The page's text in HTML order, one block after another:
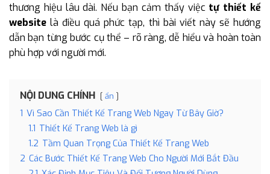
thương hiệu lâu dài. Nếu bạn cảm thấy việc tự thiết kế
website là điều quá phức tạp, thì bài viết này sẽ hướng
dẫn bạn từng bước cụ thể – rõ ràng, dễ hiểu và hoàn toàn
phù hợp với người mới.
NỘI DUNG CHÍNH ẩn
1 Vì Sao Cần Thiết Kế Trang Web Ngay Từ Bây Giờ?
1.1 Thiết Kế Trang Web là gì
1.2 Tầm Quan Trọng Của Thiết Kế Trang Web
2 Các Bước Thiết Kế Trang Web Cho Người Mới Bắt Đầu